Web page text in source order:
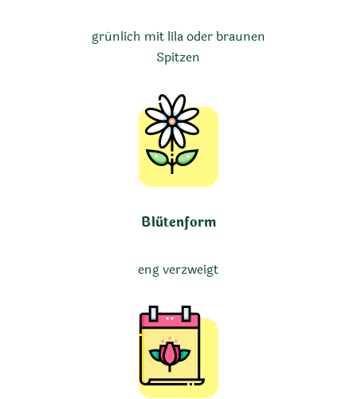
grünlich mit lila oder braunen
Spitzen
Blütenform
eng verzweigt